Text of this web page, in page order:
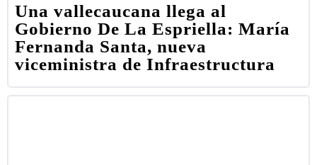
Una vallecaucana llega al
Gobierno De La Espriella: María
Fernanda Santa, nueva
viceministra de Infraestructura